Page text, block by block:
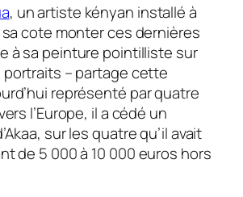
, un artiste kényan installé à
sa cote monter ces dernières
à sa peinture pointilliste sur
– partage cette
représenté par quatre
l’Europe, il a cédé un
sur les quatre qu’il avait
de 5 000 à 10 000 euros hors